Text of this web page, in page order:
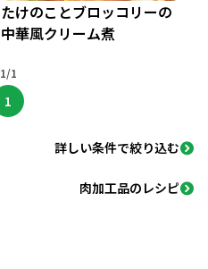
たけのことブロッコリーの
中華風クリーム煮
1/1
1
詳しい条件で絞り込む
肉加工品のレシピ